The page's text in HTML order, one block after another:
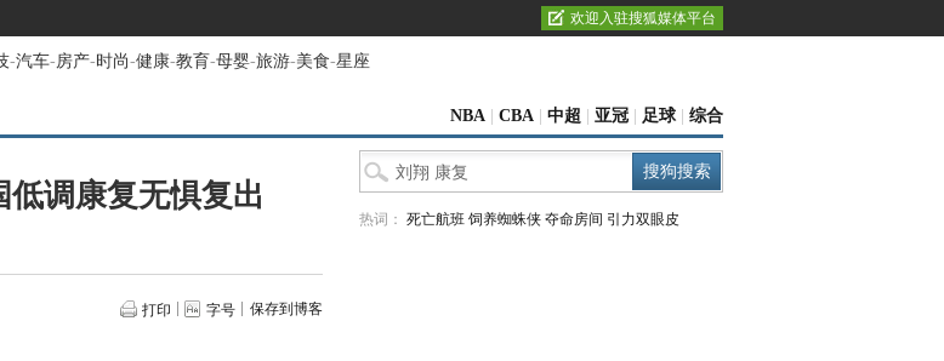
欢迎入驻搜狐媒体平台
-汽车-房产-时尚-健康-教育-母婴-旅游-美食-星座
NBA CBA 中超 亚冠 足球 综合
调康复无惧复出
打印 字号 保存到博客
热词： 死亡航班 饲养蜘蛛侠 夺命房间 引力双眼皮